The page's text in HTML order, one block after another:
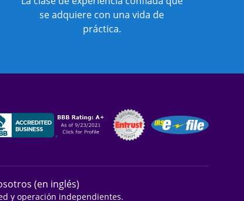
se adquiere con una vida de
práctica.
(en inglés)
y operación independientes.